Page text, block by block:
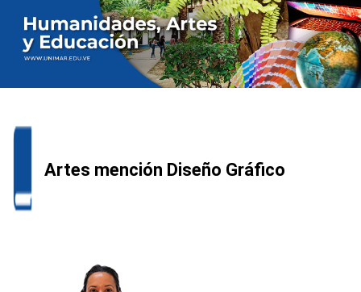
Artes mención Diseño Gráfico